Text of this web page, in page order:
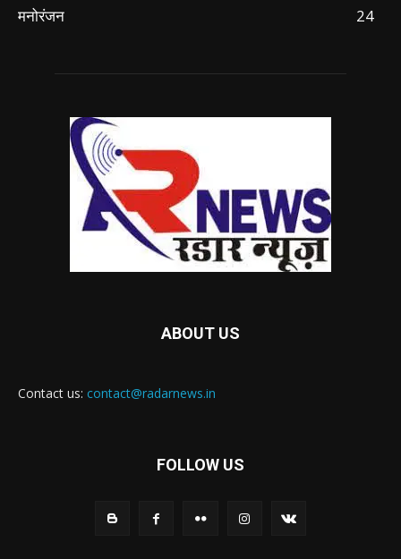
मनोरंजन
24
ABOUT US
Contact us: contact@radarnews.in
FOLLOW US